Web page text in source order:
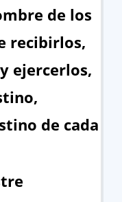
de los
recibirlos,
ejercerlos,
de cada